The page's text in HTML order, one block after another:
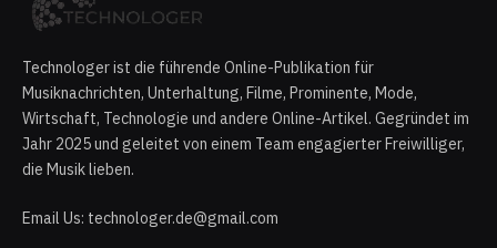
Technologer ist die führende Online-Publikation für
Musiknachrichten, Unterhaltung, Filme, Prominente, Mode,
Wirtschaft, Technologie und andere Online-Artikel. Gegründet im
Jahr 2025 und geleitet von einem Team engagierter Freiwilliger,
die Musik lieben.
Email Us: technologer.de@gmail.com